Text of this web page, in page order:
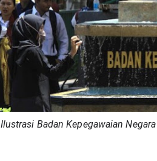
Ilustrasi Badan Kepegawaian